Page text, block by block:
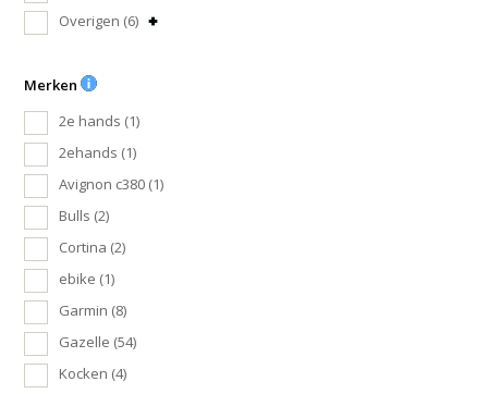
Overigen (6)
Merken
2e hands (1)
2ehands (1)
Avignon c380 (1)
Bulls (2)
Cortina (2)
ebike (1)
Garmin (8)
Gazelle (54)
Kocken (4)